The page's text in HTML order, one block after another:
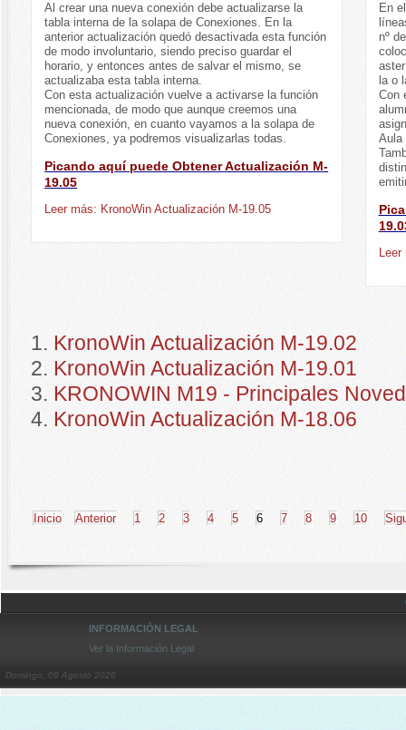
Al crear una nueva conexión debe actualizarse la
tabla interna de la solapa de Conexiones. En la
anterior actualización quedó desactivada esta función
de modo involuntario, siendo preciso guardar el
horario, y entonces antes de salvar el mismo, se
actualizaba esta tabla interna.
Con esta actualización vuelve a activarse la función
mencionada, de modo que aunque creemos una
nueva conexión, en cuanto vayamos a la solapa de
Conexiones, ya podremos visualizarlas todas.
Picando aquí puede Obtener Actualización M-
19.05
Leer más: KronoWin Actualización M-19.05
En
nº
la o
Con
Aula
KronoWin Actualización M-19.02
KronoWin Actualización M-19.01
KRONOWIN M19 - Principales
KronoWin Actualización M-18.06
Inicio Anterior 1 2 3 4 5 6 7 8 9 10
INFORMACIÓN LEGAL
Ver la Información Legal
Domingo, 09 Agosto 2026